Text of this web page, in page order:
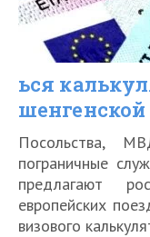
ься
Посольства,
пограничные
предлагают
европейских
визового